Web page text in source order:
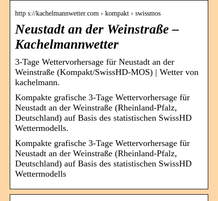
http s://kachelmannwetter.com › kompakt › swissmos
Neustadt an der Weinstraße –
Kachelmannwetter
3-Tage Wettervorhersage für Neustadt an der
Weinstraße (Kompakt/SwissHD-MOS) | Wetter von
kachelmann.
Kompakte grafische 3-Tage Wettervorhersage für
Neustadt an der Weinstraße (Rheinland-Pfalz,
Deutschland) auf Basis des statistischen SwissHD
Wettermodells.
Kompakte grafische 3-Tage Wettervorhersage für
Neustadt an der Weinstraße (Rheinland-Pfalz,
Deutschland) auf Basis des statistischen SwissHD
Wettermodells